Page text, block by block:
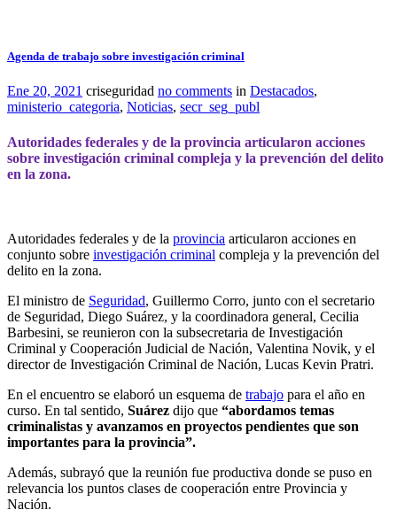
Agenda de trabajo sobre investigación criminal
Ene 20, 2021 criseguridad no comments in Destacados,
ministerio_categoria, Noticias, secr_seg_publ
Autoridades federales y de la provincia articularon acciones
sobre investigación criminal compleja y la prevención del delito
en la zona.
Autoridades federales y de la provincia articularon acciones en
conjunto sobre investigación criminal compleja y la prevención del
delito en la zona.
El ministro de Seguridad, Guillermo Corro, junto con el secretario
de Seguridad, Diego Suárez, y la coordinadora general, Cecilia
Barbesini, se reunieron con la subsecretaria de Investigación
Criminal y Cooperación Judicial de Nación, Valentina Novik, y el
director de Investigación Criminal de Nación, Lucas Kevin Pratri.
En el encuentro se elaboró un esquema de trabajo para el año en
curso. En tal sentido, Suárez dijo que “abordamos temas
criminalistas y avanzamos en proyectos pendientes que son
importantes para la provincia”.
Además, subrayó que la reunión fue productiva donde se puso en
relevancia los puntos clases de cooperación entre Provincia y
Nación.